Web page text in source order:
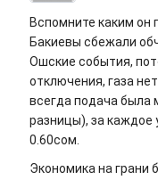
Вспомните каким он
Бакиевы сбежали
Ошские события,
отключения, газа
всегда подача была
разницы), за каждое
0.60сом.
Экономика на грани